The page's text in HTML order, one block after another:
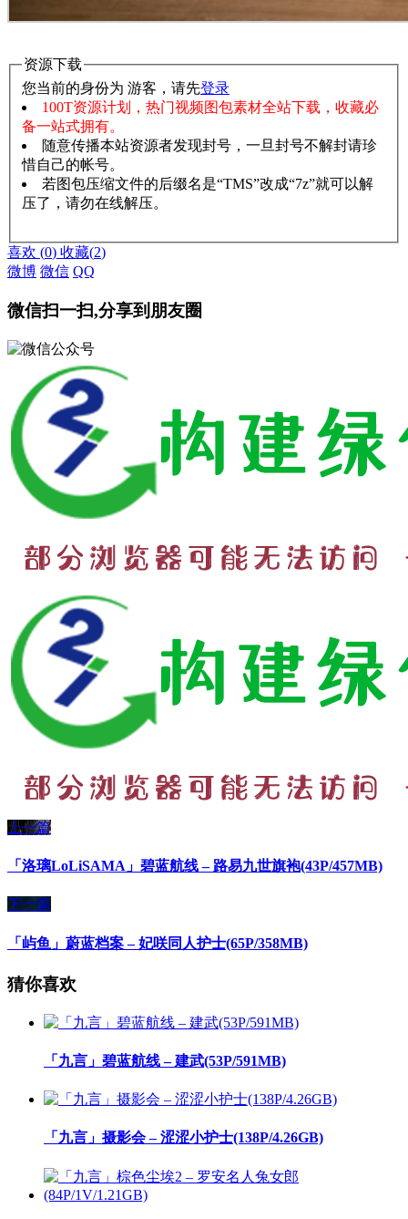
资源下载
您当前的身份为 游客，请先登录
100T资源计划，热门视频图包素材全站下载，收藏必
备一站式拥有。
随意传播本站资源者发现封号，一旦封号不解封请珍
惜自己的帐号。
若图包压缩文件的后缀名是“TMS”改成“7z”就可以解
压了，请勿在线解压。
喜欢 (0) 收藏(2)
微博 微信 QQ
微信扫一扫,分享到朋友圈
上一篇
「洛璃LoLiSAMA」碧蓝航线 – 路易九世旗袍(43P/457MB)
下一篇
「屿鱼」蔚蓝档案 – 妃咲同人护士(65P/358MB)
猜你喜欢
「九言」碧蓝航线 – 建武(53P/591MB)
「九言」摄影会 – 涩涩小护士(138P/4.26GB)